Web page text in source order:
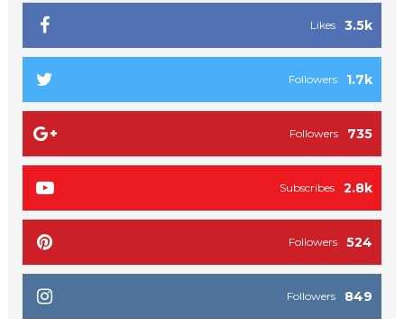
3.5k
Likes
1.7k
Followers
735
Followers
2.8k
Subscribes
524
Followers
849
Followers